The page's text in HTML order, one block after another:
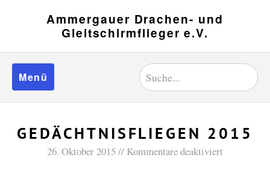
Ammergauer Drachen- und
Gleitschirmflieger e.V.
Menü
GEDÄCHTNISFLIEGEN 2015
26. Oktober 2015 Kommentare deaktiviert